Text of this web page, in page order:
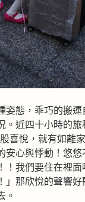
姿態，乖巧的搬運
。近四十小時的旅
喜悅，就有如離
安心與悸動！悠悠
！我們要住在裡面
」那欣悅的聲響好
。